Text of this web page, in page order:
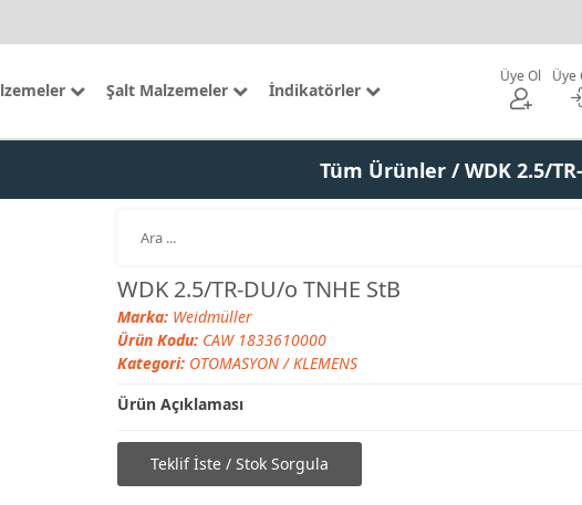
Şalt Malzemeler İndikatörler
Üye Ol Üye
Tüm Ürünler / WDK 2.5/
WDK 2.5/TR-DU/o TNHE StB
Marka: Weidmüller
Ürün Kodu: CAW 1833610000
Kategori: OTOMASYON/KLEMENS
Ürün Açıklaması
Teklif İste / Stok Sorgula